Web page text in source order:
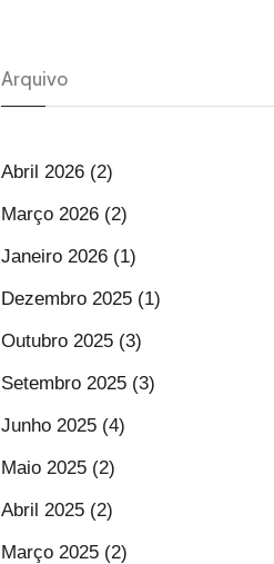
Arquivo
Abril 2026 (2)
Março 2026 (2)
Janeiro 2026 (1)
Dezembro 2025 (1)
Outubro 2025 (3)
Setembro 2025 (3)
Junho 2025 (4)
Maio 2025 (2)
Abril 2025 (2)
Março 2025 (2)